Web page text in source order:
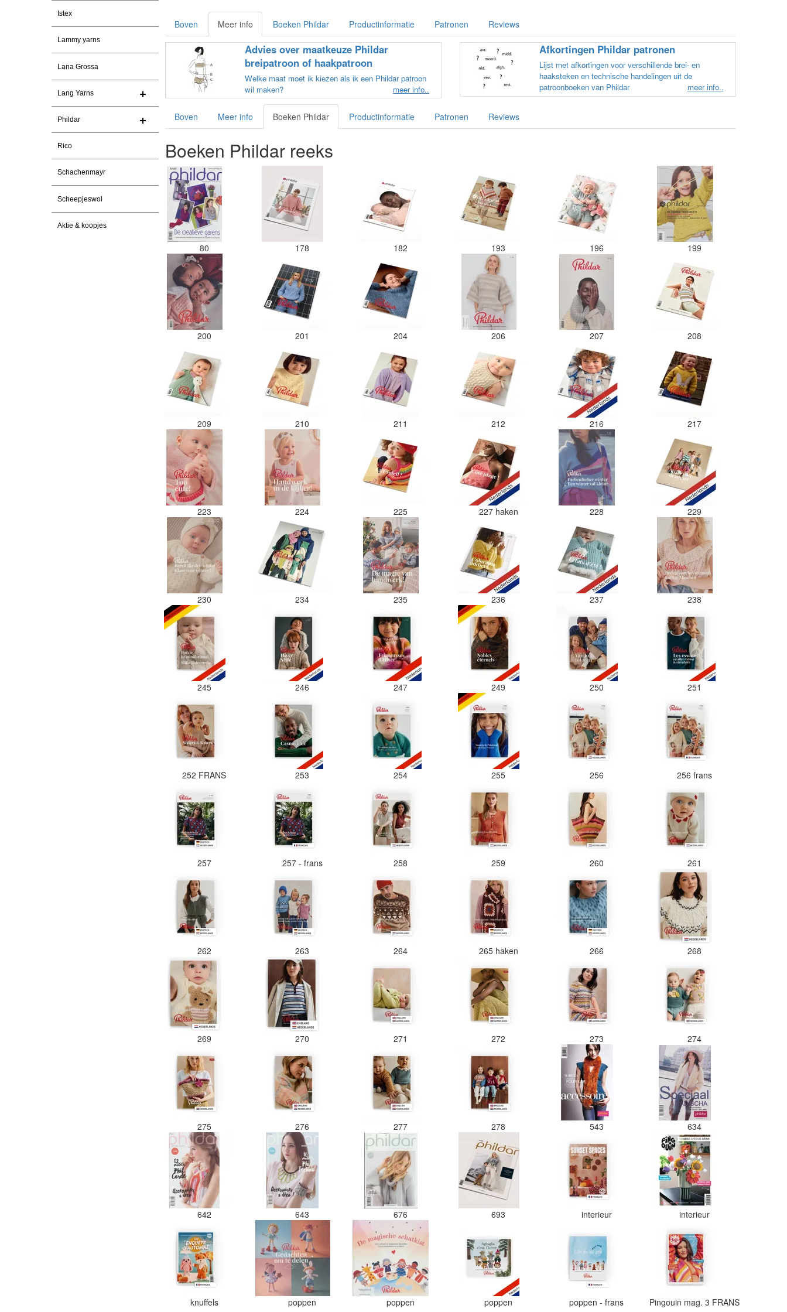
Istex
Lammy yarns
Lana Grossa
Lang Yarns
Phildar
Rico
Schachenmayr
Scheepjeswol
Aktie & koopjes
een doos gestopt. Geen
en de vezels waren in
zitten. Moet nu zelf
welke kleurcode bij welke
Had ook 3x 50 gram zwart
maar door de andere
jammer. Als ik nu wil
gedaan. Misschien een tip
kleuren apart in te pakken
sticker welke kleur het is?
Desondanks zou ik deze
wel aanbevelen wat betreft
viltwol. Goede prijs/kwaliteit
verhouding.
Boven Meer info Boeken Phildar Productinformatie Patronen Reviews
Advies over maatkeuze Phildar
breipatroon of haakpatroon
Welke maat moet ik kiezen als ik een Phildar patroon
wil maken?
meer info..
Afkortingen Phildar patronen
Lijst met afkortingen voor verschillende brei- en
haaksteken en technische handelingen uit de
patroonboeken van Phildar
meer info..
Boven Meer info Boeken Phildar Productinformatie Patronen Reviews
Boeken Phildar reeks
80 178 182 193 196 199
200 201 204 206 207 208
209 210 211 212 216 217
223 224 225 227 haken 228 229
230 234 235 236 237 238
245 246 247 249 250 251
252 FRANS 253 254 255 256 256 frans
257 257 - frans 258 259 260 261
262 263 264 265 haken 266 268
269 270 271 272 273 274
275 276 277 278 543 634
642 643 676 693 interieur interieur
knuffels poppen poppen poppen poppen - frans Pingouin mag. 3 FRANS